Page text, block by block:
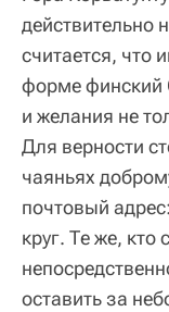
действительно
считается, что
форме финский
и желания не
Для верности
чаяньях
почтовый
круг. Те же, кто
оставить за